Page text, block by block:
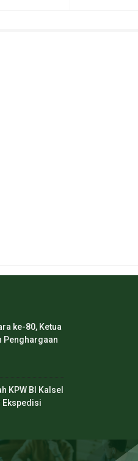
ke-80, Ketua
Penghargaan
KPW BI Kalsel
Ekspedisi